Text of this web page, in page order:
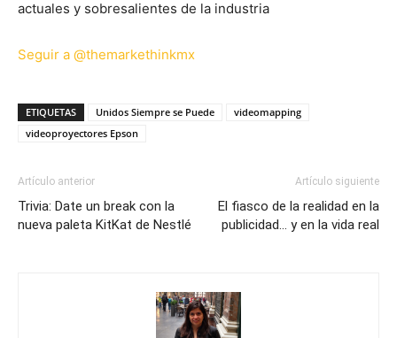
actuales y sobresalientes de la industria
Seguir a @themarkethinkmx
ETIQUETAS Unidos Siempre se Puede
videomapping
videoproyectores Epson
Artículo anterior
Trivia: Date un break con la
nueva paleta KitKat de Nestlé
Artículo siguiente
El fiasco de la realidad en la
publicidad… y en la vida real